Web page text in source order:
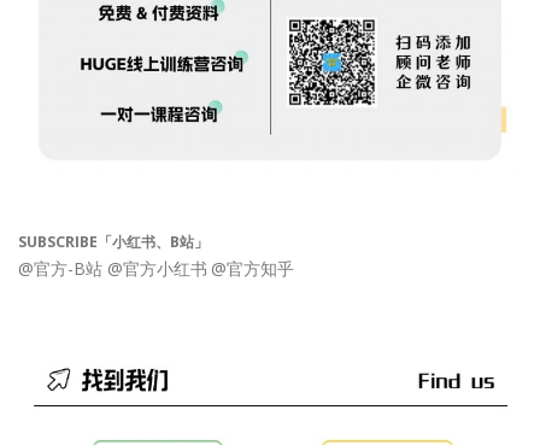
SUBSCRIBE「小红书、B站」
@官方-B站 @官方小红书 @官方知乎